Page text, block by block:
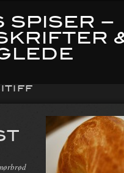
SPISER –